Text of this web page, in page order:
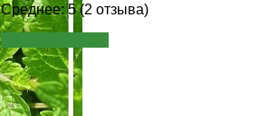
Среднее: 5 (2 отзыва)